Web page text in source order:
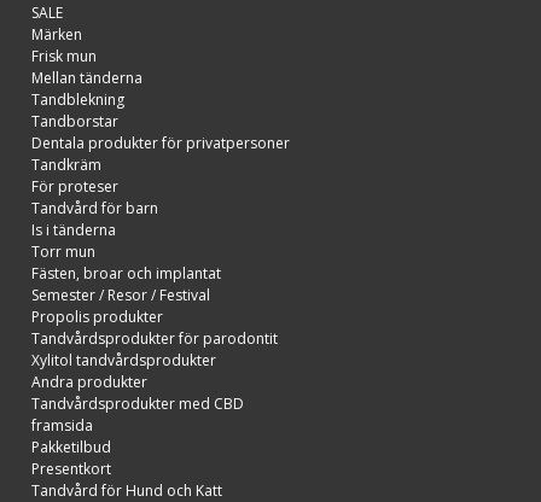
SALE
Märken
Frisk mun
Mellan tänderna
Tandblekning
Tandborstar
Dentala produkter för privatpersoner
Tandkräm
För proteser
Tandvård för barn
Is i tänderna
Torr mun
Fästen, broar och implantat
Semester / Resor / Festival
Propolis produkter
Tandvårdsprodukter för parodontit
Xylitol tandvårdsprodukter
Andra produkter
Tandvårdsprodukter med CBD
framsida
Pakketilbud
Presentkort
Tandvård för Hund och Katt